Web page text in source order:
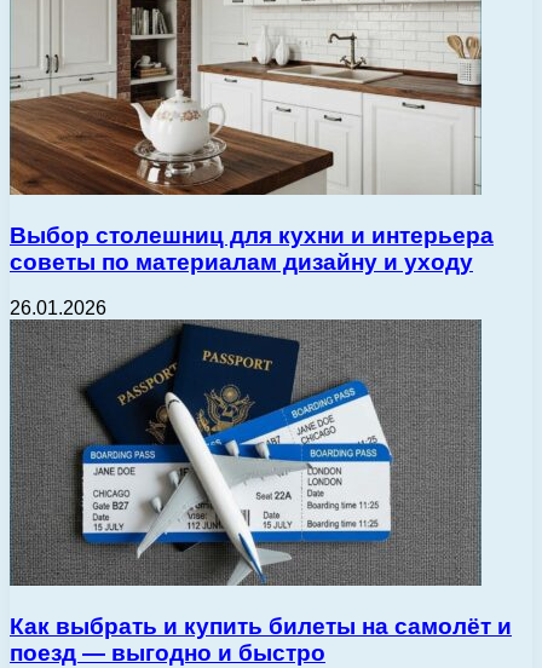
Выбор столешниц для кухни и интерьера
советы по материалам дизайну и уходу
26.01.2026
Как выбрать и купить билеты на самолёт и
поезд — выгодно и быстро